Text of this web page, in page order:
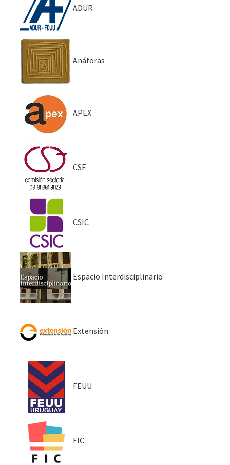
ADUR
Anáforas
APEX
CSE
CSIC
Espacio Interdisciplinario
Extensión
FEUU
FIC